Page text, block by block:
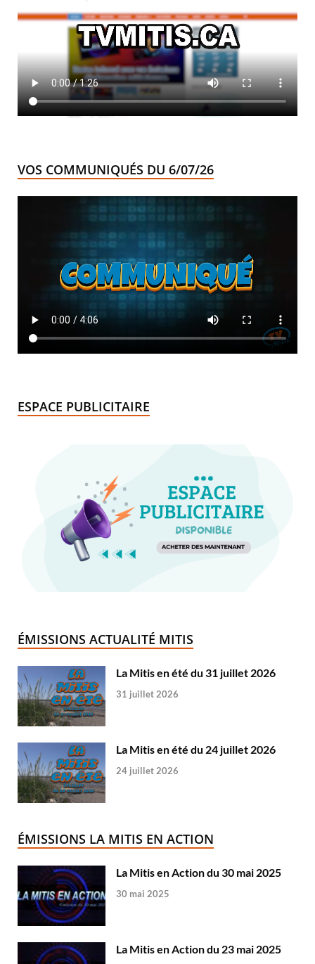
VOS COMMUNIQUÉS DU 6/07/26
ESPACE PUBLICITAIRE
ÉMISSIONS ACTUALITÉ MITIS
La Mitis en été du 31 juillet 2026
31 juillet 2026
La Mitis en été du 24 juillet 2026
24 juillet 2026
ÉMISSIONS LA MITIS EN ACTION
La Mitis en Action du 30 mai 2025
30 mai 2025
La Mitis en Action du 23 mai 2025